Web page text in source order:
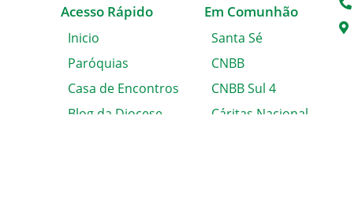
Acesso Rápido
Inicio
Paróquias
Casa de Encontros
Blog da Diocese
Em Comunhão
Santa Sé
CNBB
CNBB Sul 4
Cáritas Nacional